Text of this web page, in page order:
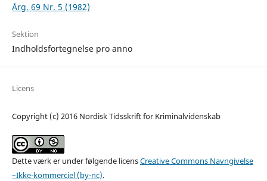
Årg. 69 Nr. 5 (1982)
Sektion
Indholdsfortegnelse pro anno
Licens
Copyright (c) 2016 Nordisk Tidsskrift for Kriminalvidenskab
Dette værk er under følgende licensCreative Commons Navngivelse
–Ikke-kommerciel (by-nc).